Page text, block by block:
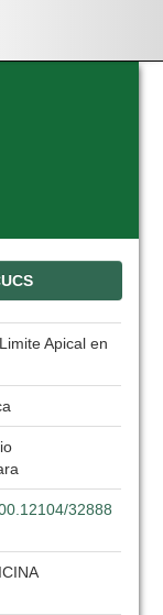
Apical en
32888